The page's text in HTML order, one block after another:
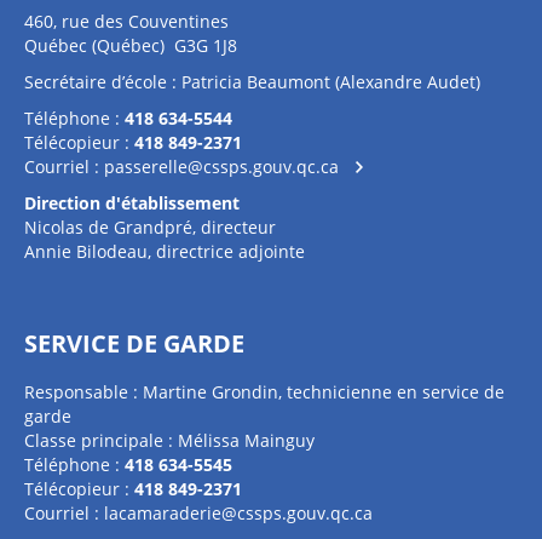
460, rue des Couventines
Québec (Québec) G3G 1J8
Secrétaire d’école : Patricia Beaumont (Alexandre Audet)
Téléphone : 418 634-5544
Télécopieur : 418 849-2371
Courriel : passerelle@cssps.gouv.qc.ca
Direction d'établissement
Nicolas de Grandpré, directeur
Annie Bilodeau, directrice adjointe
SERVICE DE GARDE
Responsable : Martine Grondin, technicienne en service de
garde
Classe principale : Mélissa Mainguy
Téléphone : 418 634-5545
Télécopieur : 418 849-2371
Courriel : lacamaraderie@cssps.gouv.qc.ca